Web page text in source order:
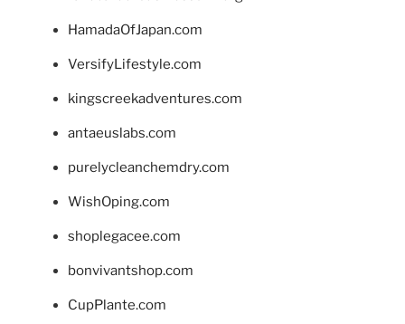
HamadaOfJapan.com
VersifyLifestyle.com
kingscreekadventures.com
antaeuslabs.com
purelycleanchemdry.com
WishOping.com
shoplegacee.com
bonvivantshop.com
CupPlante.com